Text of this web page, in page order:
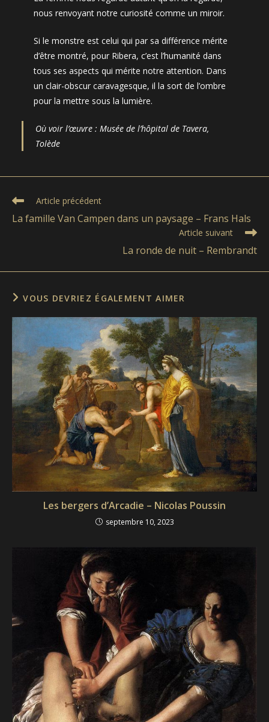
nous renvoyant notre curiosité comme un miroir.
Si le monstre est celui qui par sa différence mérite
d’être montré, pour Ribera, c’est l’humanité dans
tous ses aspects qui mérite notre attention. Dans
un clair-obscur caravagesque, il la sort de l’ombre
pour la mettre sous la lumière.
Où voir l’œuvre : Musée de l’hôpital de Tavera,
Tolède
Read
articles
Article précédent
La famille Van Campen dans un paysage – Frans Hals
Article suivant
La ronde de nuit – Rembrandt
VOUS DEVRIEZ ÉGALEMENT AIMER
Les bergers d’Arcadie – Nicolas Poussin
septembre 10, 2023